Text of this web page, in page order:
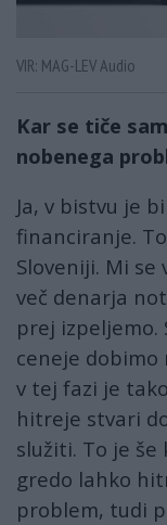
VIR: MAG-LEV Audio
Kar se tiče
nobenega
Ja, v bistvu je
financiranje.
Sloveniji. Mi
več denarja
prej izpeljemo.
ceneje
v tej fazi je
hitreje stvari
služiti. To je
gredo lahko
problem, tudi